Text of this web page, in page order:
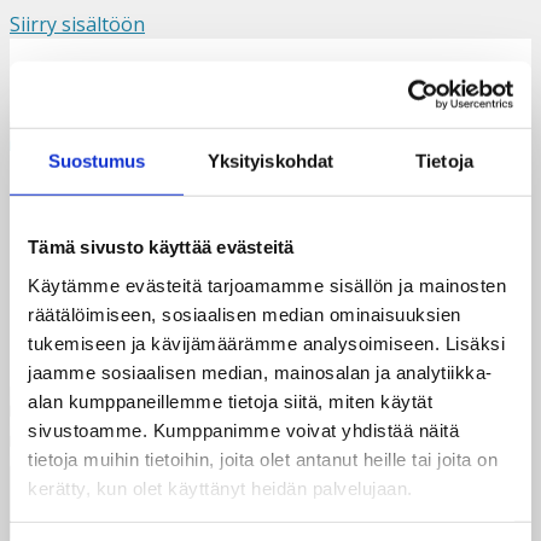
Suostumus Yksityiskohdat Tietoja
Tämä sivusto käyttää evästeitä
Käytämme evästeitä tarjoamamme sisällön ja mainosten
räätälöimiseen, sosiaalisen median ominaisuuksien
tukemiseen ja kävijämäärämme analysoimiseen. Lisäksi
jaamme sosiaalisen median, mainosalan ja analytiikka-
alan kumppaneillemme tietoja siitä, miten käytät
sivustoamme. Kumppanimme voivat yhdistää näitä
tietoja muihin tietoihin, joita olet antanut heille tai joita on
kerätty, kun olet käyttänyt heidän palvelujaan.
Siirry sisältöön
Valikko
Isojen lukuhaaste